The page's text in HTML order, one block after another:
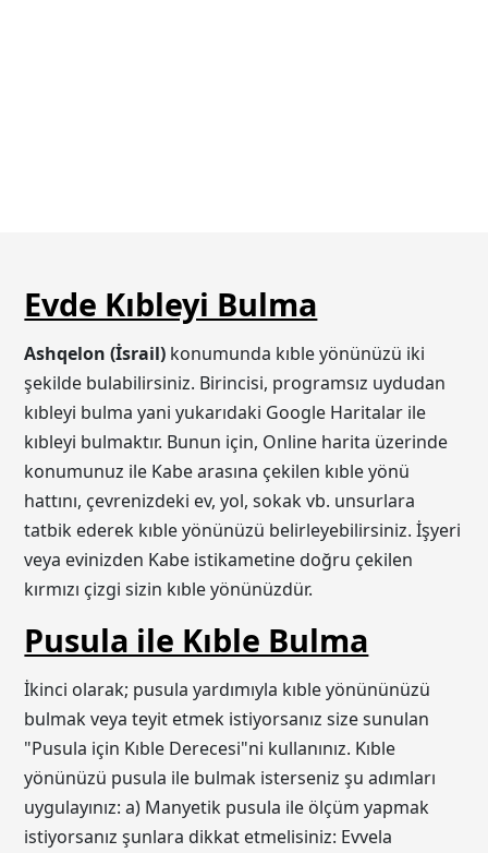
Evde Kıbleyi Bulma
Ashqelon (İsrail) konumunda kıble yönünüzü iki
şekilde bulabilirsiniz. Birincisi, programsız uydudan
kıbleyi bulma yani yukarıdaki Google Haritalar ile
kıbleyi bulmaktır. Bunun için, Online harita üzerinde
konumunuz ile Kabe arasına çekilen kıble yönü
hattını, çevrenizdeki ev, yol, sokak vb. unsurlara
tatbik ederek kıble yönünüzü belirleyebilirsiniz. İşyeri
veya evinizden Kabe istikametine doğru çekilen
kırmızı çizgi sizin kıble yönünüzdür.
Pusula ile Kıble Bulma
İkinci olarak; pusula yardımıyla kıble yönününüzü
bulmak veya teyit etmek istiyorsanız size sunulan
"Pusula için Kıble Derecesi"ni kullanınız. Kıble
yönünüzü pusula ile bulmak isterseniz şu adımları
uygulayınız: a) Manyetik pusula ile ölçüm yapmak
istiyorsanız şunlara dikkat etmelisiniz: Evvela